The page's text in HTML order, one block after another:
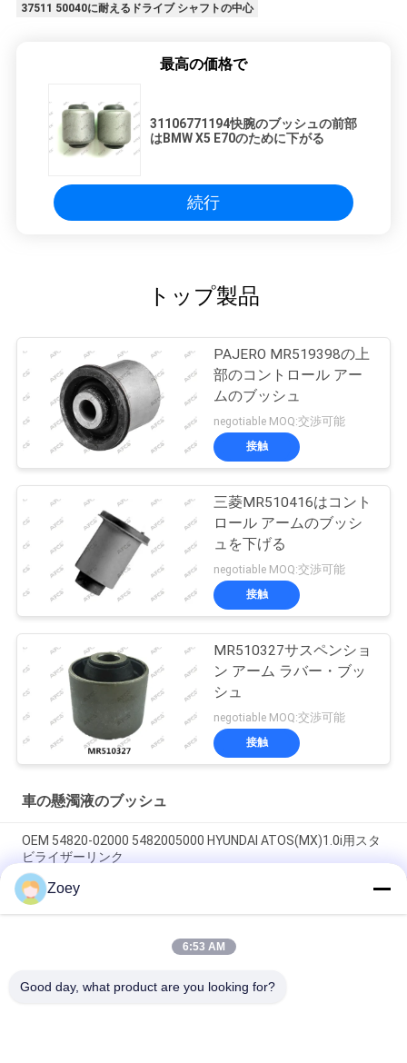
37511 50040に耐えるドライブ シャフトの中心
最高の価格で
31106771194快腕のブッシュの前部
はBMW X5 E70のために下がる
続行
トップ製品
PAJERO MR519398の上
部のコントロール アー
ムのブッシュ
negotiable MOQ:交渉可能
接触
三菱MR510416はコント
ロール アームのブッシ
ュを下げる
negotiable MOQ:交渉可能
接触
MR510327サスペンショ
ン アーム ラバー・ブッ
シュ
negotiable MOQ:交渉可能
接触
車の懸濁液のブッシュ
OEM 54820-02000 5482005000 HYUNDAI ATOS(MX)1.0i用スタ
ビライザーリンク
OEM FL3Z3084B FL3Z3085B FL343A188A FORD F-150向けARM
BUSH 拡張
OEM FL3Z3050B FL3Z-3050-C ボールジョイント FORD F-150 /
Zoey
6:53 AM
Good day, what product are you looking for?